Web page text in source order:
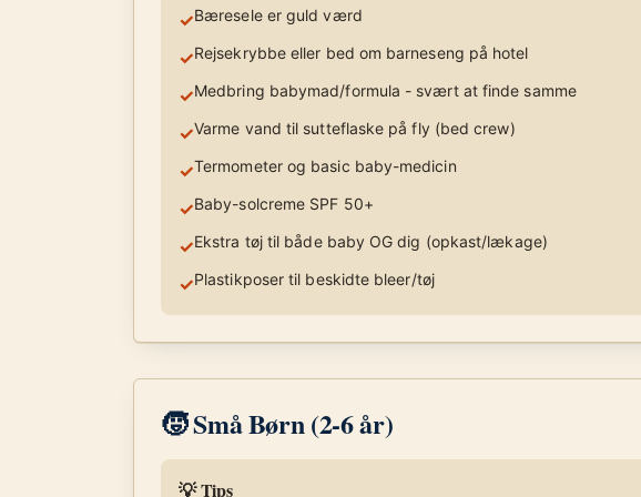
✓Bæresele er guld værd
✓Rejsekrybbe eller bed om barneseng på hotel
✓Medbring babymad/formula - svært at finde samme
✓Varme vand til sutteflaske på fly (bed crew)
✓Termometer og basic baby-medicin
✓Baby-solcreme SPF 50+
✓Ekstra tøj til både baby OG dig (opkast/lækage)
✓Plastikposer til beskidte bleer/tøj
🧒 Små Børn (2-6 år)
💡 Tips